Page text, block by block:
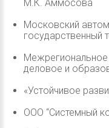
М.К. Аммосова
Московский
государственный
Межрегиональное
деловое и
«Устойчивое
ООО “Системный